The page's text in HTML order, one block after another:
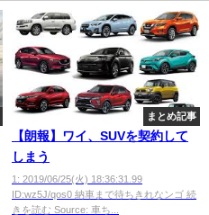
まとめ記事
【朗報】ワイ、SUVを契約して
しまう
1: 2019/06/25(火) 18:36:31.99
ID:wz5J/qos0 納車まで待ちきれなンゴ 続
きを読む Source: 車ち...